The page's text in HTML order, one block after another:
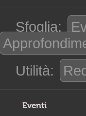
Sfoglia:
Utilità:
Eventi